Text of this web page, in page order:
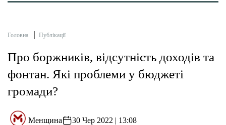
Головна Публікації
Про боржників, відсутність доходів та
фонтан. Які проблеми у бюджеті
громади?
Менщина 30 Чер 2022 | 13:08